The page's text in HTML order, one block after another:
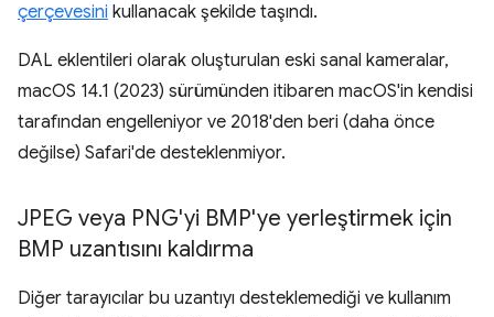
çerçevesini kullanacak şekilde taşındı.
DAL eklentileri olarak oluşturulan eski sanal kameralar,
macOS 14.1 (2023) sürümünden itibaren macOS'in kendisi
tarafından engelleniyor ve 2018'den beri (daha önce
değilse) Safari'de desteklenmiyor.
JPEG veya PNG'yi BMP'ye yerleştirmek için
BMP uzantısını kaldırma
Diğer tarayıcılar bu uzantıyı desteklemediği ve kullanım